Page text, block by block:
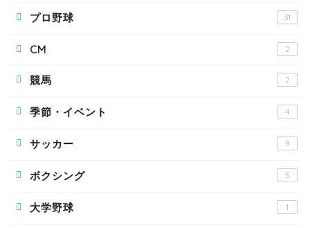
プロ野球 31
CM 2
競馬 2
季節・イベント 4
サッカー 9
ボクシング 5
大学野球 1